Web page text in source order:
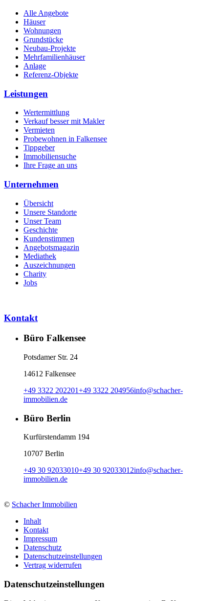
Alle Angebote
Häuser
Wohnungen
Grundstücke
Neubau-Projekte
Mehrfamilienhäuser
Anlage
Referenz-Objekte
Leistungen
Wertermittlung
Verkauf besser mit Makler
Vermieten
Probewohnen in Falkensee
Tippgeber
Immobiliensuche
Ihre Frage an uns
Unternehmen
Übersicht
Unsere Standorte
Unser Team
Geschichte
Kundenstimmen
Angebotsmagazin
Mediathek
Auszeichnungen
Charity
Jobs
Kontakt
Büro Falkensee
Potsdamer Str. 24
14612 Falkensee
+49 3322 202201+49 3322 204956info@schacher-
immobilien.de
Büro Berlin
Kurfürstendamm 194
10707 Berlin
+49 30 92033010+49 30 92033012info@schacher-
immobilien.de
© Schacher Immobilien
Inhalt
Kontakt
Impressum
Datenschutz
Datenschutzeinstellungen
Vertrag widerrufen
Daten­schutz­ein­stellungen